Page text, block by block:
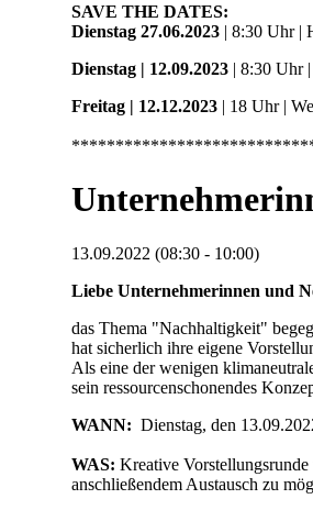
SAVE THE DATES:
Dienstag 27.06.2023 | 8:30 Uhr |
Dienstag | 12.09.2023 | 8:30 Uhr
Freitag | 12.12.2023 | 18 Uhr |
13.09.2022 (08:30 - 10:00)
Liebe Unternehmerinnen und
das Thema "Nachhaltigkeit"
hat sicherlich ihre eigene
Als eine der wenigen
sein ressourcenschonendes
WANN: Dienstag, den
WAS: Kreative
anschließendem Austausch zu